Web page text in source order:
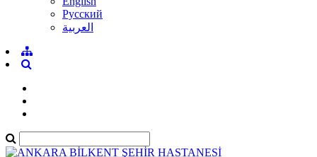
Pусский
العربية